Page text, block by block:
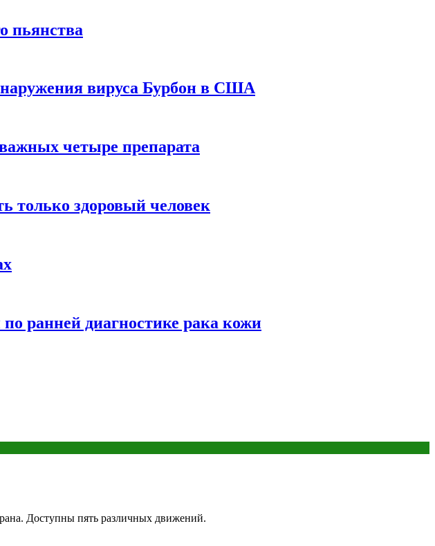
пьянства
вируса Бурбон в США
четыре препарата
только здоровый человек
ранней диагностике рака кожи
Доступны пять различных движений.